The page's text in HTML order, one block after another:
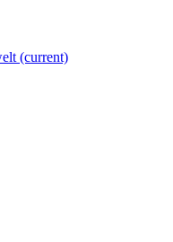
(current)